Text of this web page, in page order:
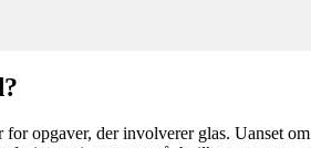
opgaver, der involverer glas. Uanset